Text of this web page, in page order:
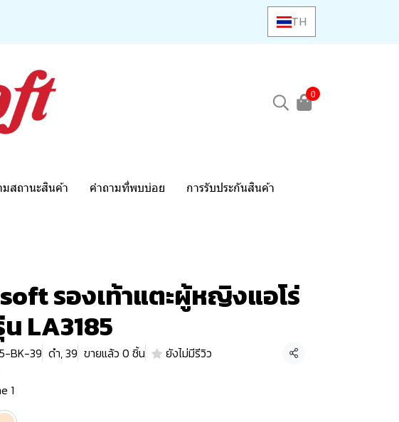
TH
0
สถานะสินค้า คำถามที่พบบ่อย การรับประกันสินค้า
รองเท้าแตะผู้หญิงแอโร่
LA3185
BK-39 ดำ, 39 ขายแล้ว 0 ชิ้น ยังไม่มีรีวิว แชร์
1